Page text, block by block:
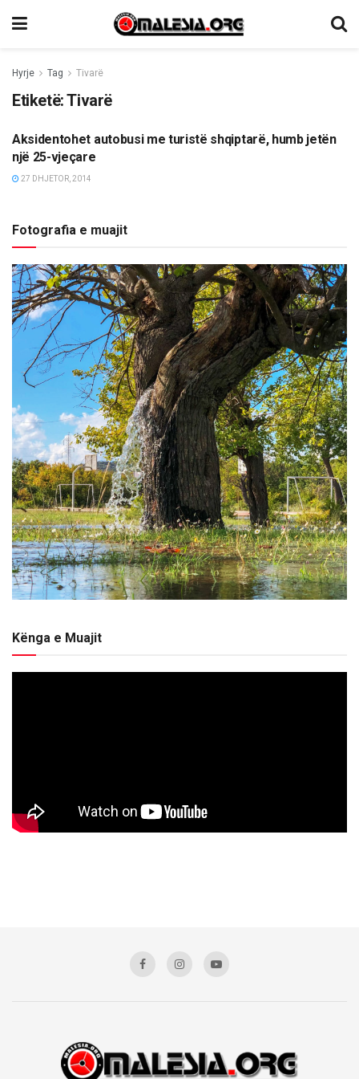
Hyrje Tag Tivarë
Etiketë:Tivarë
LAJME
Aksidentohet autobusi me turistë shqiptarë, humb jetën
një 25-vjeçare
27 DHJETOR, 2014
Fotografia e muajit
Kënga e Muajit